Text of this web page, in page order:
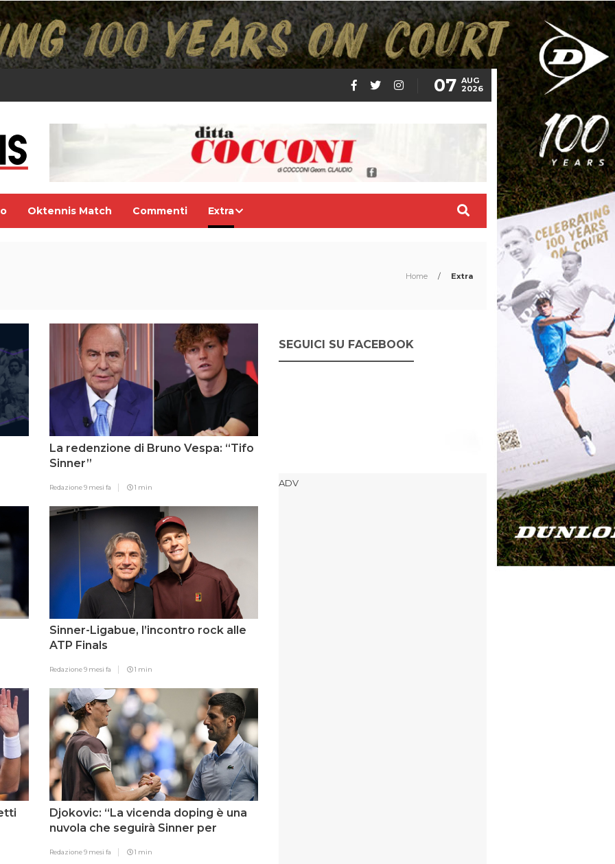
07 AUG
2026
Oktennis Match Commenti Extra
Home / Extra
La redenzione di Bruno Vespa: “Tifo
Sinner”
Redazione9 mesi fa 1 min
Sinner-Ligabue, l’incontro rock alle
ATP Finals
Redazione9 mesi fa 1 min
Djokovic: “La vicenda doping è una
nuvola che seguirà Sinner per
Redazione9 mesi fa 1 min
SEGUICI SU FACEBOOK